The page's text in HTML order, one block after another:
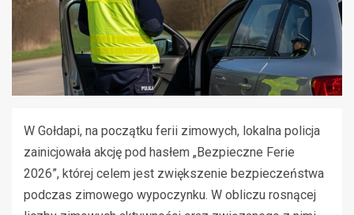
W Gołdapi, na początku ferii zimowych, lokalna policja
zainicjowała akcję pod hasłem „Bezpieczne Ferie
2026”, której celem jest zwiększenie bezpieczeństwa
podczas zimowego wypoczynku. W obliczu rosnącej